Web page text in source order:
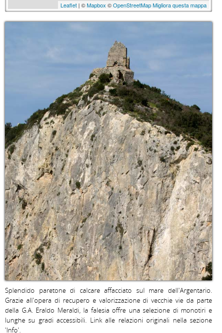
Leaflet | ©Mapbox ©OpenStreetMapMigliora questa mappa
Splendido paretone di calcare affacciato sul mare dell'Argentario.
Grazie all'opera di recupero e valorizzazione di vecchie vie da parte
della G.A. Eraldo Meraldi, la falesia offre una selezione di monotiri e
lunghe su gradi accessibili. Link alle relazioni originali nella sezione
'Info'.